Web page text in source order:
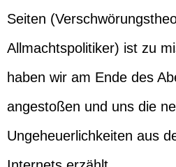
Seiten
Allmachtspolitiker) ist zu
haben wir am Ende des
angestoßen und uns die
Ungeheuerlichkeiten aus